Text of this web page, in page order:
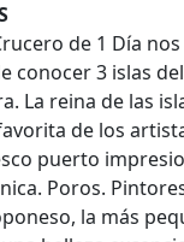
de 1 Día
conocer 3 islas
La reina de las
de los
puerto
Poros.
la más